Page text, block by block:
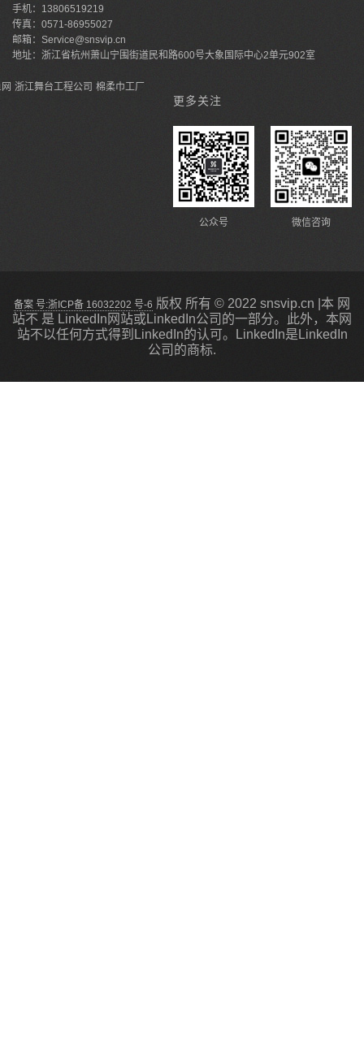
手机：13806519219
传真：0571-86955027
邮箱：Service@snsvip.cn
地址：浙江省杭州萧山宁围街道民和路600号大象国际中心2单元902室
浙江舞台工程公司 棉柔巾工厂
更多关注
公众号 微信咨询
备案 号:浙ICP备 16032202 号-6 版权 所有 © 2022 snsvip.cn |本 网
站不 是 LinkedIn网站或LinkedIn公司的一部分。此外，本网
站不以任何方式得到LinkedIn的认可。LinkedIn是LinkedIn
公司的商标.